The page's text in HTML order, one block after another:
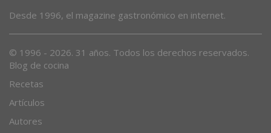
Blog de cocina
Recetas
Artículos